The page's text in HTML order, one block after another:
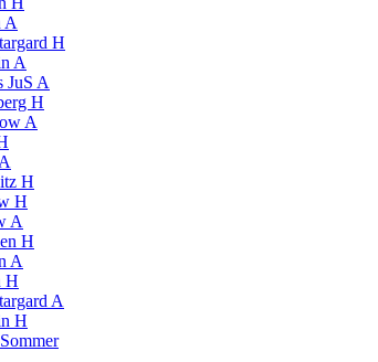
A
H
A
JuS A
H
A
H
H
A
H
A
H
A
H